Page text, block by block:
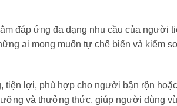
đáp ứng đa dạng nhu cầu của người
ai mong muốn tự chế biến và kiểm
tiện lợi, phù hợp cho người bận rộn hoặc
và thưởng thức, giúp người dùng